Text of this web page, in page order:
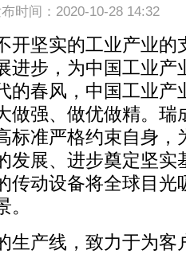
时间：2020-10-28 14:32
开坚实的工业产业的
进步，为中国工业产
的春风，中国工业产
做强、做优做精。瑞
标准严格约束自身，
发展、进步奠定坚实
传动设备将全球目光
生产线，致力于为客